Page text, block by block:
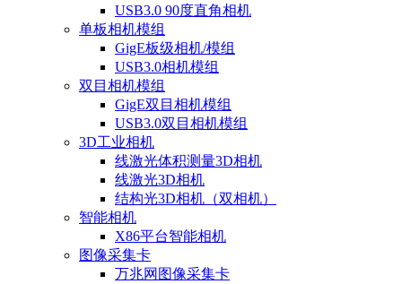
USB3.0 90度直角相机
单板相机模组
GigE板级相机/模组
USB3.0相机模组
双目相机模组
GigE双目相机模组
USB3.0双目相机模组
3D工业相机
线激光体积测量3D相机
线激光3D相机
结构光3D相机（双相机）
智能相机
X86平台智能相机
图像采集卡
万兆网图像采集卡